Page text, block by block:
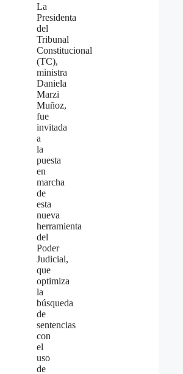
La
Presidenta
del
Tribunal
Constitucional
(TC),
ministra
Daniela
Marzi
Muñoz,
fue
invitada
a
la
puesta
en
marcha
de
esta
nueva
herramienta
del
Poder
Judicial,
que
optimiza
la
búsqueda
de
sentencias
con
el
uso
de